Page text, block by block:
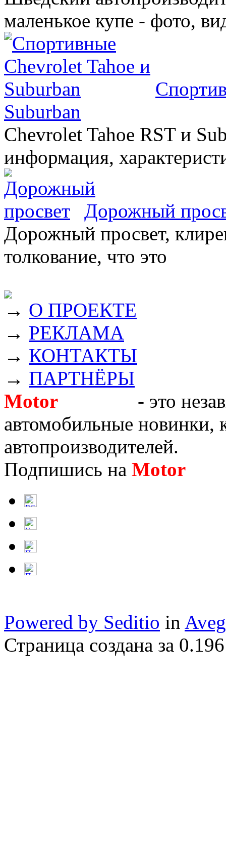
маленькое купе - фото,
Suburban
Chevrolet Tahoe RST и
информация,
Дорожный
Дорожный просвет,
толкование, что это
→ О ПРОЕКТЕ
→ РЕКЛАМА
→ КОНТАКТЫ
→ ПАРТНЁРЫ
Motor
- это
автомобильные новинки,
автопроизводителей.
Подпишись на Motor
Powered by Seditio in
Страница создана за